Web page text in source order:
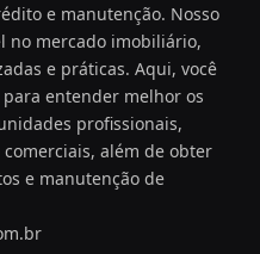
e manutenção. Nosso
no mercado imobiliário,
e práticas. Aqui, você
entender melhor os
profissionais,
além de obter
e manutenção de